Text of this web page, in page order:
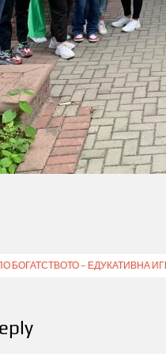
БОГАТСТВОТО – ЕДУКАТИВНА